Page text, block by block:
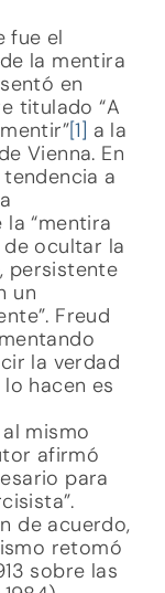
fue el
la mentira
en
titulado “A
[1] a la
Vienna. En
a
“mentira
ocultar la
persistente
un
Freud
la verdad
hacen es
mismo
afirmó
para
de acuerdo,
retomó
sobre las